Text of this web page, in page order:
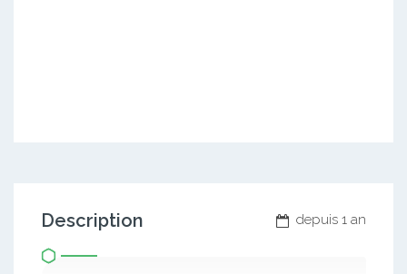
depuis 1 an
Description